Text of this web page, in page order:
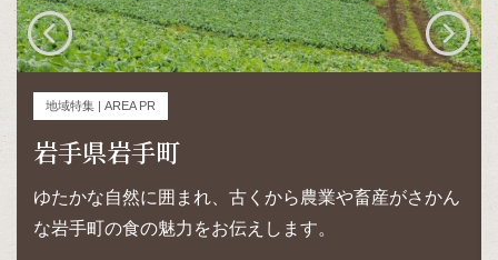
地域特集 | AREA PR
岩手県岩手町
ゆたかな自然に囲まれ、古くから農業や畜産がさかん
な岩手町の食の魅力をお伝えします。